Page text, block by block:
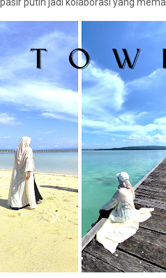
putih jadi kolaborasi yang